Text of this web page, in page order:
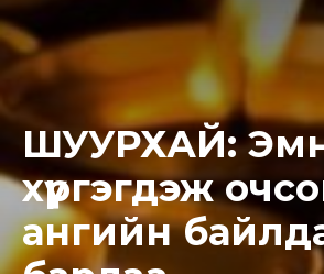
ШУУРХАЙ:
хүргэгдэж
ангийн